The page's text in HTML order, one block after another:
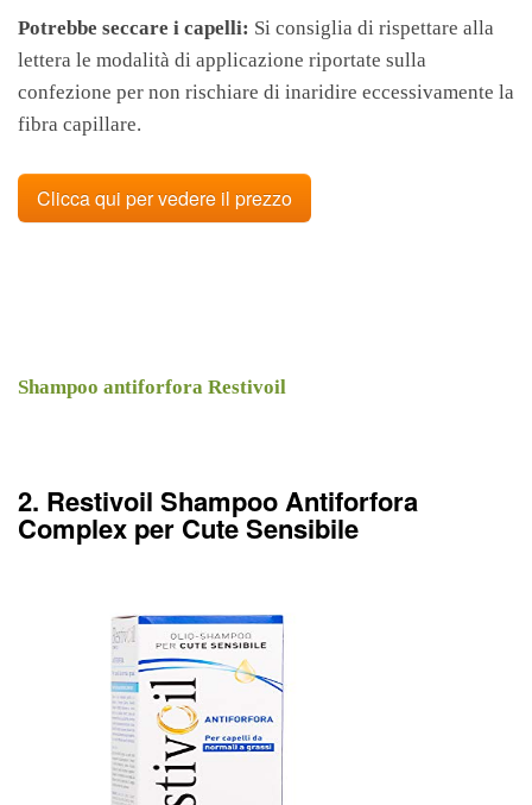
Potrebbe seccare i capelli: Si consiglia di rispettare alla
lettera le modalità di applicazione riportate sulla
confezione per non rischiare di inaridire eccessivamente la
fibra capillare.
Clicca qui per vedere il prezzo
Shampoo antiforfora Restivoil
2. Restivoil Shampoo Antiforfora
Complex per Cute Sensibile